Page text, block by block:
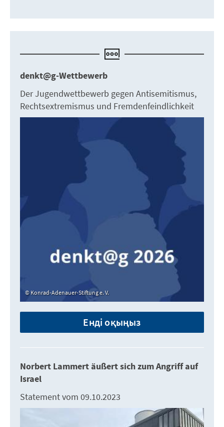
denkt@g-Wettbewerb
Der Jugendwettbewerb gegen Antisemitismus,
Rechtsextremismus und Fremdenfeindlichkeit
Konrad-Adenauer-Stiftung e. V.
Енді оқыңыз
Norbert Lammert äußert sich zum Angriff auf
Israel
Statement vom 09.10.2023